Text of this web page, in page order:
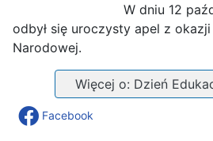
W dniu 12
odbył się uroczysty apel z
Narodowej.
Więcej o: Dzień
Facebook